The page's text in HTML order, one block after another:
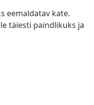
eemaldatav kate.
täiesti paindlikuks ja